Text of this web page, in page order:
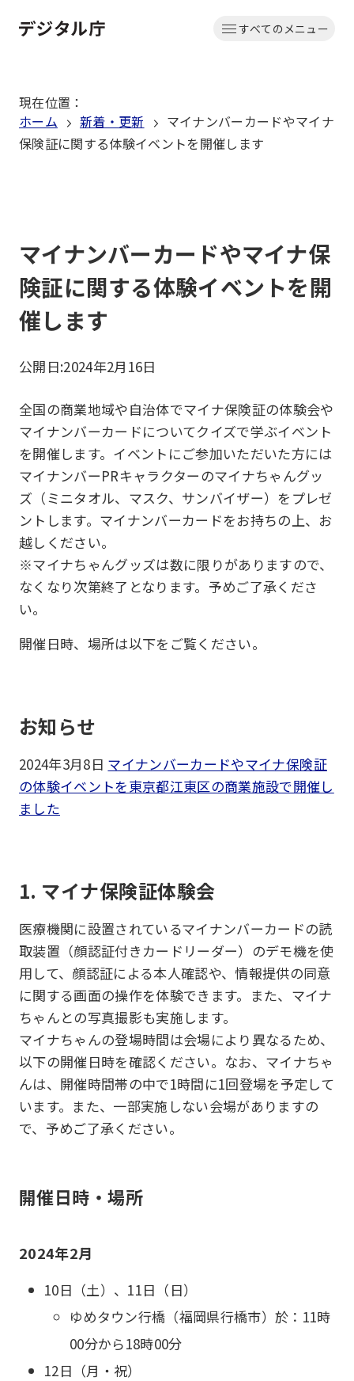
文
動
すべてのメニュー
現在位置 ：
ホーム
新着・更新
マイナンバーカードやマイナ
保険証に関する体験イベントを開催します
マイナンバーカードやマイナ保
険証に関する体験イベントを開
催します
公開日:2024年2月16日
全国の商業地域や自治体でマイナ保険証の体験会や
マイナンバーカードについてクイズで学ぶイベント
を開催します。イベントにご参加いただいた方には
マイナンバーPRキャラクターのマイナちゃんグッ
ズ（ミニタオル、マスク、サンバイザー）をプレゼ
ントします。マイナンバーカードをお持ちの上、お
越しください。
※マイナちゃんグッズは数に限りがありますので、
なくなり次第終了となります。予めご了承くださ
い。
開催日時、場所は以下をご覧ください。
お知らせ
2024年3月8日 マイナンバーカードやマイナ保険証
の体験イベントを東京都江東区の商業施設で開催し
ました
1. マイナ保険証体験会
医療機関に設置されているマイナンバーカードの読
取装置（顔認証付きカードリーダー）のデモ機を使
用して、顔認証による本人確認や、情報提供の同意
に関する画面の操作を体験できます。また、マイナ
ちゃんとの写真撮影も実施します。
マイナちゃんの登場時間は会場により異なるため、
以下の開催日時を確認ください。なお、マイナちゃ
んは、開催時間帯の中で1時間に1回登場を予定して
います。また、一部実施しない会場がありますの
で、予めご了承ください。
開催日時・場所
2024年2月
10日（土）、11日（日）
ゆめタウン行橋（福岡県行橋市）於：11時
00分から18時00分
12日（月・祝）